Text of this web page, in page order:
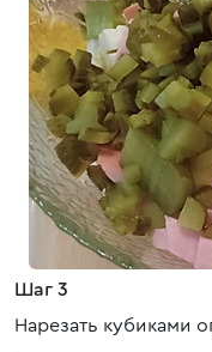
Шаг 3
Нарезать кубиками